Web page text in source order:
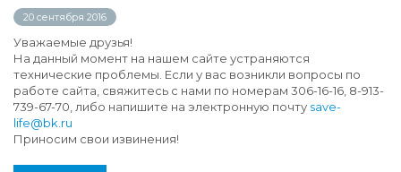
20 сентября 2016
Уважаемые друзья!
На данный момент на нашем сайте устраняются
технические проблемы. Если у вас возникли вопросы по
работе сайта, свяжитесь с нами по номерам 306-16-16, 8-913-
739-67-70, либо напишите на электронную почту save-
life@bk.ru
Приносим свои извинения!